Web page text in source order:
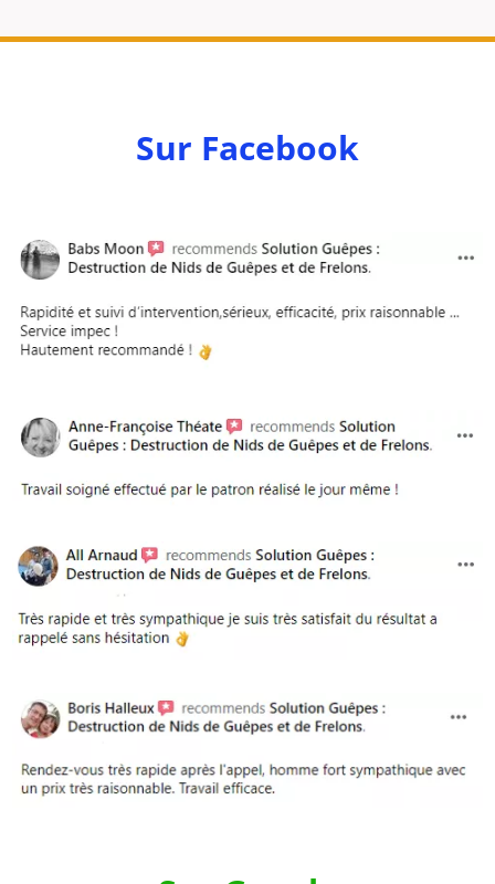
Sur Facebook